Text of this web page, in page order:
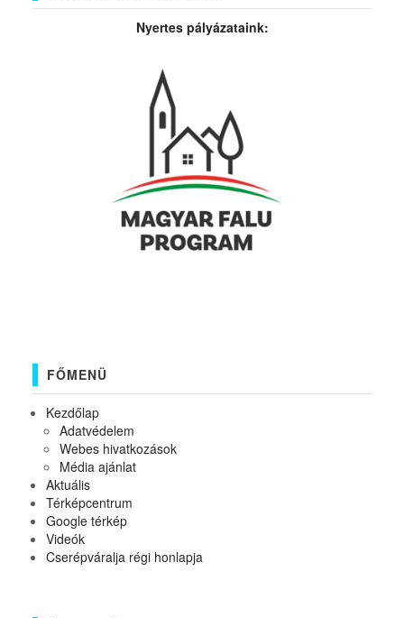
Nyertes pályázataink:
FŐMENÜ
Kezdőlap
Adatvédelem
Webes hivatkozások
Média ajánlat
Aktuális
Térképcentrum
Google térkép
Videók
Cserépváralja régi honlapja